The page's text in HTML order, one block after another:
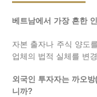
베트남에서 가장 흔한
자본 출자나 주식 양도
업체의 법적 실체를 변
외국인 투자자는 까오
니까?